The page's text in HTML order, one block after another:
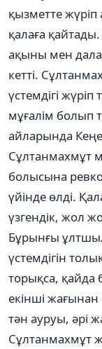
қызметте
қалаға
ақыны мен
кетті.
үстемдігі
мұғалім болып
айларында
Сұлтанмахмұт
болысына
үйінде өлді.
үзгендік, жол
Бұрынғы
үстемдігін
торықса, қайда
екінші жағынан
тəн ауруы, əрі
Сұлтанмахмұт